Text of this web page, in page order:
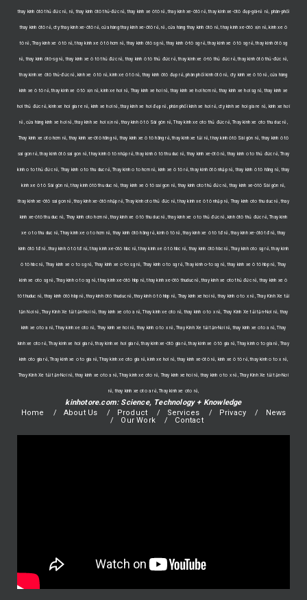
thay kính ôtô thủ đức rẻ, rẻ, thay kính ôtô thủ-đức rẻ, thay kính xe ôtô rẻ, thay kính xe-ôtô rẻ, thay kính xe-ôtô đẹp-giá-rẻ rẻ, phân-phối
thay kính ôtô rẻ, cty thay kính xe-ôtô rẻ, cửa hàng thay kính xe-ôtô rẻ, rẻ, cửa hàng thay kính ôtô rẻ, thay kính xe-ôtô xịn rẻ, kính xe ô
tô rẻ, Thay kinh xe ô tô rẻ, thay kính xe ô tô hcm rẻ, thay kính ôtô sg rẻ, thay kính ô-tô sg rẻ, thay kính xe ô tô sg rẻ, thay kính ôtô sg
rẻ, thay kính ôtô-sg rẻ, thay kính xe ô tô thủ đức rẻ, thay kính ô tô thủ đức rẻ, thay kính xe ô-tô thủ đức rẻ, thay kính ôtô thủ-đức rẻ,
thay kính xe ôtô thủ-đức rẻ, kính xe ô tô rẻ, kính xe ô tô rẻ, thay kính ôtô đẹp rẻ, phân phối kính ôtô rẻ, cty kính xe ô tô rẻ, cửa hàng
kính xe ô tô rẻ, thay kính xe ô tô xịn rẻ, kính xe hơi rẻ, Thay kinh xe hơi rẻ, thay kính xe hơi hcm rẻ, thay kính xe hơi sg rẻ, thay kính xe
hơi thủ đức rẻ, kinh xe hoi gia re rẻ, kính xe hơi rẻ, thay kính xe hơi đẹp rẻ, phân phối kính xe hơi rẻ, cty kinh xe hoi gia re rẻ, kính xe hơi
rẻ, cửa hàng kính xe hơi rẻ, thay kính xe hơi xịn rẻ, thay kính ô tô Sài gòn rẻ, Thay kinh xe oto thủ đức rẻ, Thay kinh xe oto thu duc rẻ,
Thay kinh xe oto hcm rẻ, thay kính xe-ôtô hãng rẻ, thay kính xe ô tô hãng rẻ, thay kính xe tải rẻ, thay kính ôtô Sài gòn rẻ, thay kính ô tô
sai gon rẻ, thay kính ôtô sai gon rẻ, thay kính ô tô nhập rẻ, thay kính ô tô thu duc rẻ, thay kính xe-ôtô rẻ, thay kính o to thủ đức rẻ, Thay
kinh o to thủ đức rẻ, Thay kinh o to thu duc rẻ, Thay kinh o to hcm rẻ, kính xe ô tô rẻ, thay kính ôtô nhập rẻ, thay kính ô tô hãng rẻ, thay
kính xe ô tô Sài gòn rẻ, thay kính ôtô thu duc rẻ, thay kính xe ô tô sai gon rẻ, thay kính oto thủ đức rẻ, thay kính xe-ôtô Sài gòn rẻ,
thay kính xe-ôtô sai gon rẻ, thay kính xe-ôtô nhập rẻ, Thay kinh oto thủ đức rẻ, thay kính xe ô tô nhập rẻ, Thay kinh oto thu duc rẻ, thay
kính xe-ôtô thu duc rẻ, Thay kinh oto hcm rẻ, thay kính xe ô tô thu duc rẻ, thay kính xe o to thủ đức rẻ, kính ôtô thủ đức rẻ, Thay kinh
xe o to thu duc rẻ, Thay kinh xe o to hcm rẻ, thay kính ôtô hãng rẻ, kính ô tô rẻ, thay kính xe ô tô tđ rẻ, thay kính xe-ôtô tđ rẻ, thay
kính ôtô tđ rẻ, thay kính ô tô tđ rẻ, thay kính xe-ôtô hbc rẻ, thay kính xe ô tô hbc rẻ, thay kính ôtô hbc rẻ, Thay kinh oto sg rẻ, thay kính
ô tô hbc rẻ, Thay kinh xe o to sg rẻ, Thay kinh xe o-to sg rẻ, Thay kinh o to sg rẻ, Thay kinh o-to sg rẻ, thay kính xe ô tô hbp rẻ, Thay
kinh xe oto sg rẻ, Thay kinh o to sg rẻ, thay kính xe-ôtô hbp rẻ, thay kính xe-ôtô thuduc rẻ, thay kính xe oto thủ đức rẻ, thay kính xe ô
tô thuduc rẻ, thay kính ôtô hbp rẻ, thay kính ôtô thuduc rẻ, thay kính ô tô hbp rẻ, Thay kinh xe hoi rẻ, thay kinh o to x rẻ, Thay Kính Xe tải
tận Nơi rẻ, Thay Kính Xe tải tận-Nơi rẻ, thay kinh xe oto a rẻ, Thay kinh xe oto rẻ, thay kinh o to x rẻ, Thay Kính Xe tải tận-Nơi rẻ, thay
kinh xe oto a rẻ, Thay kinh xe oto rẻ, Thay kinh xe hoi rẻ, thay kinh o to x rẻ, Thay Kính Xe tải tận-Nơi rẻ, thay kinh xe oto a rẻ, Thay
kinh xe oto rẻ, Thay kinh xe hoi gia rẻ, thay kính xe hơi gia rẻ, thay kính xe-ôtô gia rẻ, thay kính xe ô tô gia rẻ, Thay kinh o to gia rẻ, Thay
kinh oto gia rẻ, Thay kinh xe o to gia rẻ, Thay kinh xe oto gia rẻ, kính xe hơi rẻ, thay kính xe-ôtô rẻ, kính xe ô tô rẻ, thay kinh o to x rẻ,
Thay Kính Xe tải tận-Nơi rẻ, thay kinh xe oto a rẻ, Thay kinh xe oto rẻ, Thay kinh xe hoi rẻ, thay kinh o to x rẻ, Thay Kính Xe tải tận-Nơi
rẻ, thay kinh xe oto a rẻ, Thay kinh xe oto rẻ,
kinhotore.com: Science, Technology + Knowledge
Home
About Us Product Services Privacy
News
Our Work
Contact